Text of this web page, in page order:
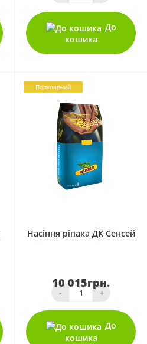
До
кошика
Популярний
Насіння ріпака ДК Сенсей
10 015грн.
- +
До
кошика